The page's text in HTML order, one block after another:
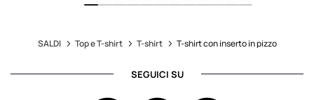
SALDI Top e T-shirt T-shirt T-shirt con inserto in pizzo
SEGUICI SU